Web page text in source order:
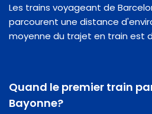
Les trains voyageant de
parcourent une distance
moyenne du trajet en train est
Quand le premier train
Bayonne?